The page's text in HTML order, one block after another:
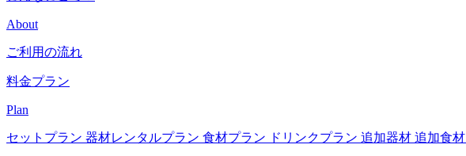
About
ご利用の流れ
料金プラン
Plan
セットプラン 器材レンタルプラン 食材プラン ドリンクプラン 追加器材 追加食材